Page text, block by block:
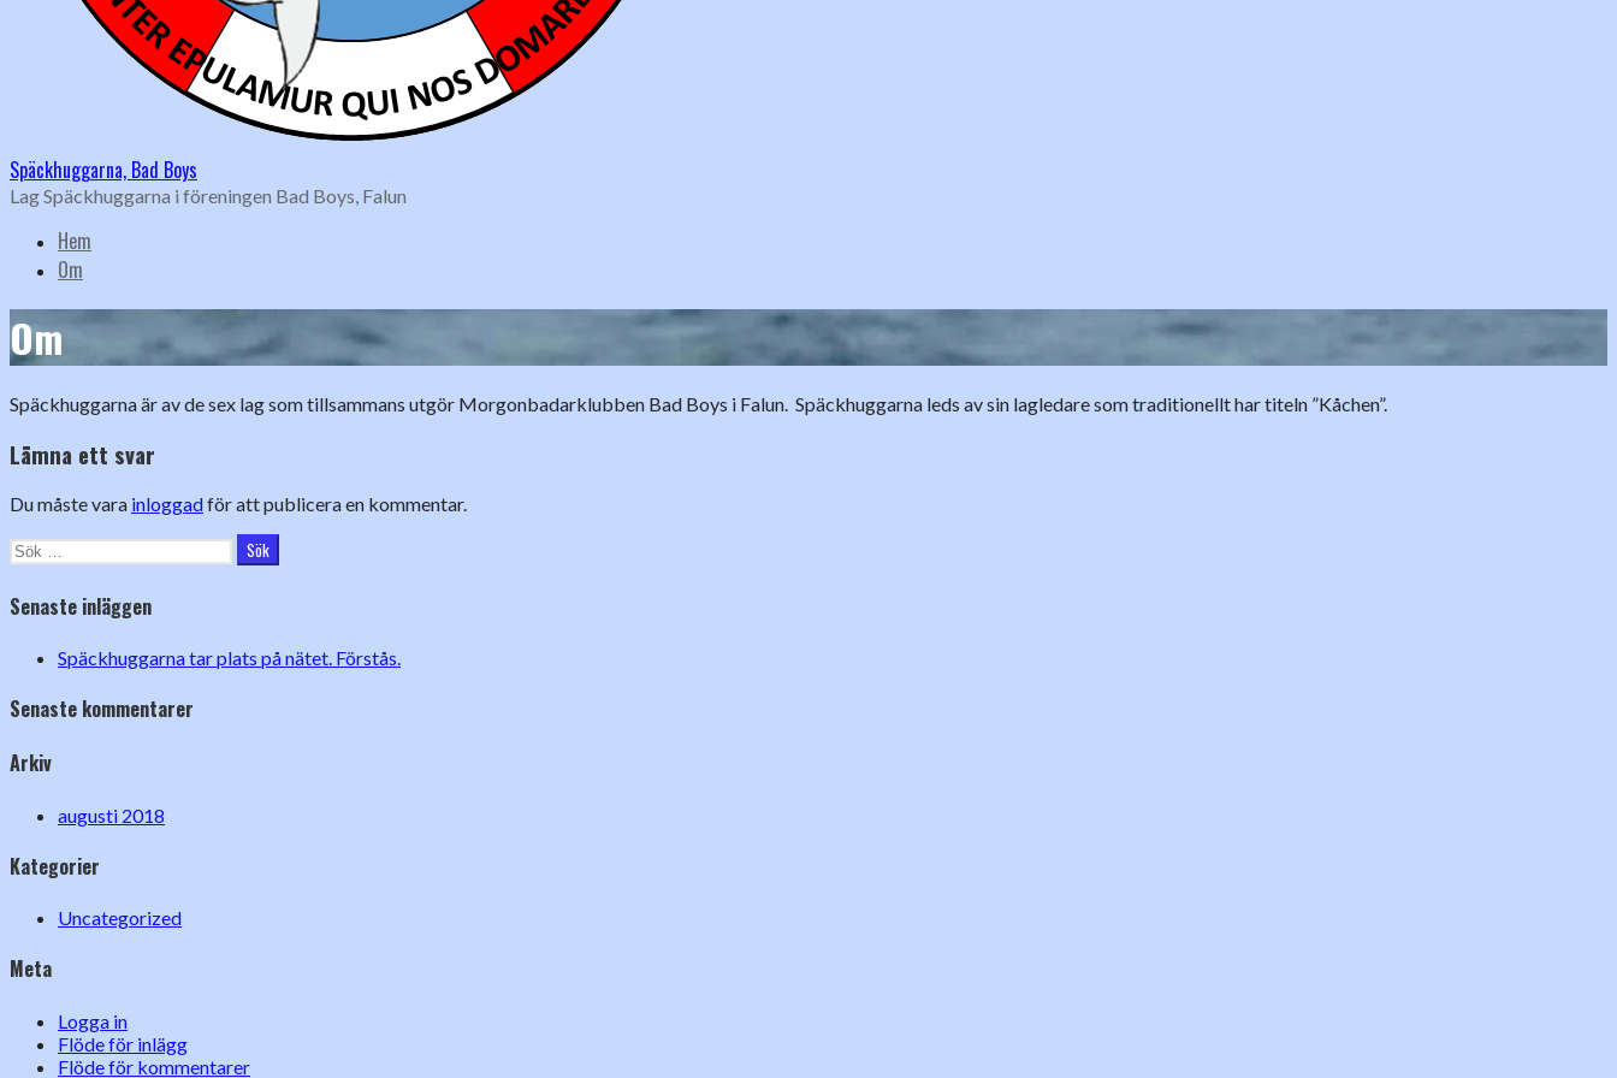
Späckhuggarna, Bad Boys
Lag Späckhuggarna i föreningen Bad Boys, Falun
Hem
Om
Om
Späckhuggarna är av de sex lag som tillsammans utgör Morgonbadarklubben Bad Boys i Falun. Späckhuggarna leds av sin lagledare som traditionellt har titeln ”Kåchen”.
Lämna ett svar
Du måste vara inloggadför att publicera en kommentar.
Sök
Senaste inläggen
Späckhuggarna tar plats på nätet. Förstås.
Senaste kommentarer
Arkiv
augusti 2018
Kategorier
Uncategorized
Meta
Logga in
Flöde för inlägg
Flöde för kommentarer